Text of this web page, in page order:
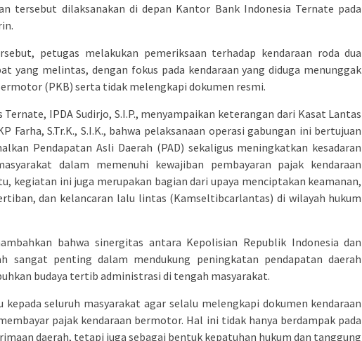
tersebut dilaksanakan di depan Kantor Bank Indonesia Ternate pada
petugas melakukan pemeriksaan terhadap kendaraan roda dua
yang melintas, dengan fokus pada kendaraan yang diduga menunggak
(PKB) serta tidak melengkapi dokumen resmi.
Ternate, IPDA Sudirjo, S.I.P., menyampaikan keterangan dari Kasat Lantas
Farha, S.Tr.K., S.I.K., bahwa pelaksanaan operasi gabungan ini bertujuan
Pendapatan Asli Daerah (PAD) sekaligus meningkatkan kesadaran
dalam memenuhi kewajiban pembayaran pajak kendaraan
kegiatan ini juga merupakan bagian dari upaya menciptakan keamanan,
dan kelancaran lalu lintas (Kamseltibcarlantas) di wilayah hukum
bahwa sinergitas antara Kepolisian Republik Indonesia dan
sangat penting dalam mendukung peningkatan pendapatan daerah
budaya tertib administrasi di tengah masyarakat.
kepada seluruh masyarakat agar selalu melengkapi dokumen kendaraan
pajak kendaraan bermotor. Hal ini tidak hanya berdampak pada
daerah, tetapi juga sebagai bentuk kepatuhan hukum dan tanggung